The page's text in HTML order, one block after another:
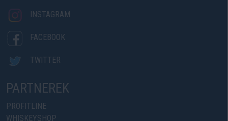
INSTAGRAM
FACEBOOK
TWITTER
PARTNEREK
PROFITLINE
WHISKEYSHOP